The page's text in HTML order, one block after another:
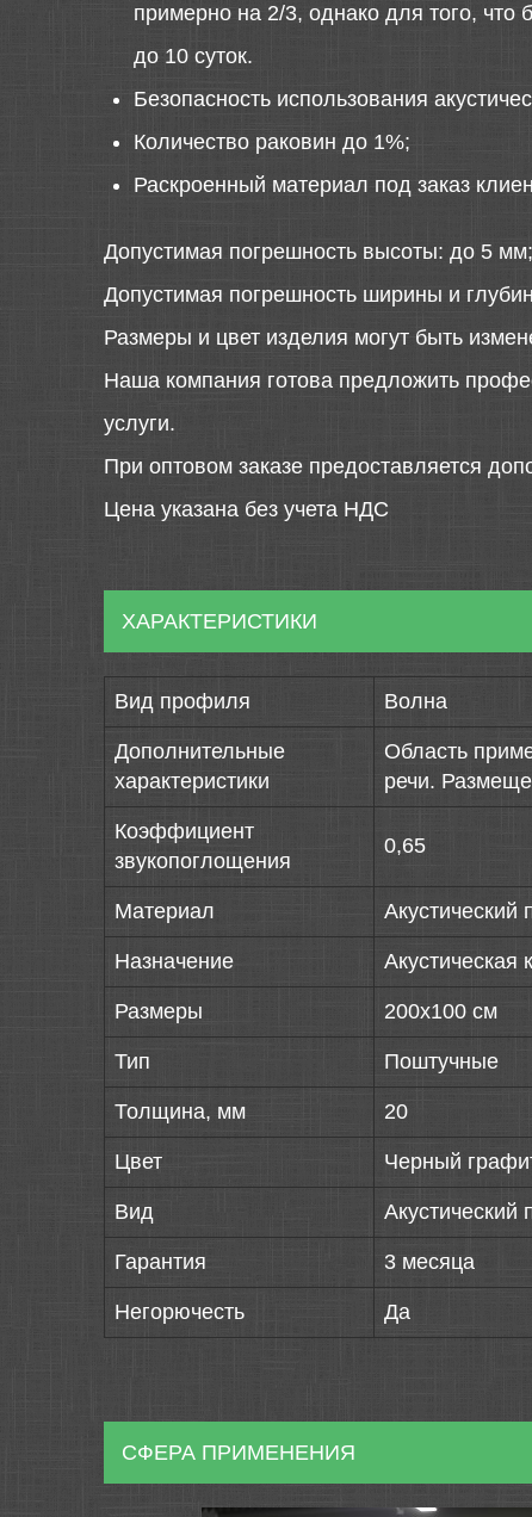
примерно на 2/3, однако для того,
до 10 суток.
Безопасность использования
Количество раковин до 1%;
Раскроенный материал под заказ
Допустимая погрешность высоты: до 5 мм;
Допустимая погрешность ширины и
Размеры и цвет изделия могут быть
Наша компания готова предложить
услуги.
При оптовом заказе предоставляется
Цена указана без учета НДС
ХАРАКТЕРИСТИКИ
Вид профиля Волна
Дополнительные
характеристики
Область
речи.
Коэффициент
звукопоглощения
0,65
Материал Акустический
Назначение Акустическая
Размеры 200х100 см
Тип Поштучные
Толщина, мм 20
Цвет Черный
Вид Акустический
Гарантия 3 месяца
Негорючесть Да
СФЕРА ПРИМЕНЕНИЯ